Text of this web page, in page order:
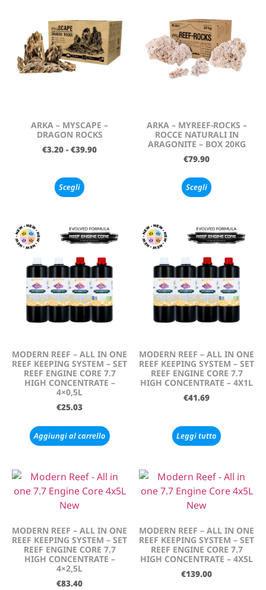
ARKA – MYSCAPE –
DRAGON ROCKS
€3.20 - €39.90
Scegli
ARKA – MYREEF-ROCKS –
ROCCE NATURALI IN
ARAGONITE – BOX 20KG
€79.90
Scegli
MODERN REEF – ALL IN ONE
REEF KEEPING SYSTEM – SET
REEF ENGINE CORE 7.7
HIGH CONCENTRATE –
4×0,5L
€25.03
Aggiungi al carrello
MODERN REEF – ALL IN ONE
REEF KEEPING SYSTEM – SET
REEF ENGINE CORE 7.7
HIGH CONCENTRATE – 4X1L
€41.69
Leggi tutto
MODERN REEF – ALL IN ONE
REEF KEEPING SYSTEM – SET
REEF ENGINE CORE 7.7
HIGH CONCENTRATE –
4×2,5L
€83.40
MODERN REEF – ALL IN ONE
REEF KEEPING SYSTEM – SET
REEF ENGINE CORE 7.7
HIGH CONCENTRATE – 4X5L
€139.00